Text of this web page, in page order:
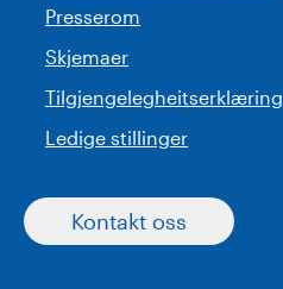
Presserom
Skjemaer
Tilgjengelegheitserklæring
Ledige stillinger
Kontakt oss